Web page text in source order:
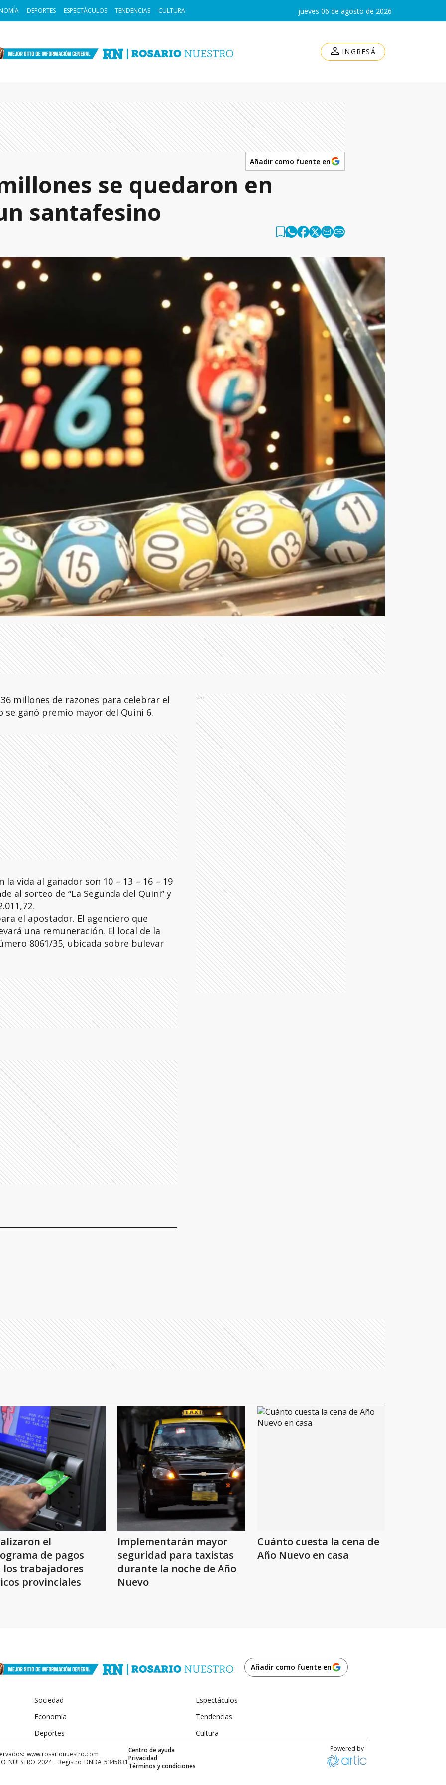
DEPORTES ESPECTÁCULOS TENDENCIAS CULTURA jueves 06 de agosto de 2026
INGRESÁ
Añadir como fuente en
se quedaron en
santafesino
millones de razones para celebrar el
se ganó premio mayor del Quini 6.
vida al ganador son 10 – 13 – 16 – 19
al sorteo de “La Segunda del Quini” y
el apostador. El agenciero que
una remuneración. El local de la
8061/35, ubicada sobre bulevar
Ads
el
de pagos
los trabajadores
provinciales
Implementarán mayor
seguridad para taxistas
durante la noche de Año
Nuevo
Cuánto cuesta la cena de
Año Nuevo en casa
Añadir como fuente en
Sociedad
Economía
Deportes
Espectáculos
Tendencias
Cultura
www.rosarionuestro.com
2024 · Registro DNDA 5345831 Términos y condiciones
Privacidad
Centro de ayuda Powered by